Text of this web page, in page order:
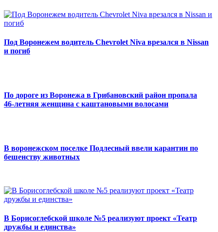
Под Воронежем водитель Chevrolet Niva врезался в Nissan
и погиб
По дороге из Воронежа в Грибановский район пропала
46‑летняя женщина с каштановыми волосами
В воронежском поселке Подлесный ввели карантин по
бешенству животных
В Борисоглебской школе №5 реализуют проект «Театр
дружбы и единства»